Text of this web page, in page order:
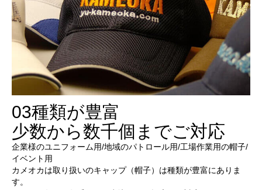
03種類が豊富
少数から数千個までご対応
企業様のユニフォーム用/地域のパトロール用/工場作業用の帽子/
イベント用
カメオカは取り扱いのキャップ（帽子）は種類が豊富にありま
す。